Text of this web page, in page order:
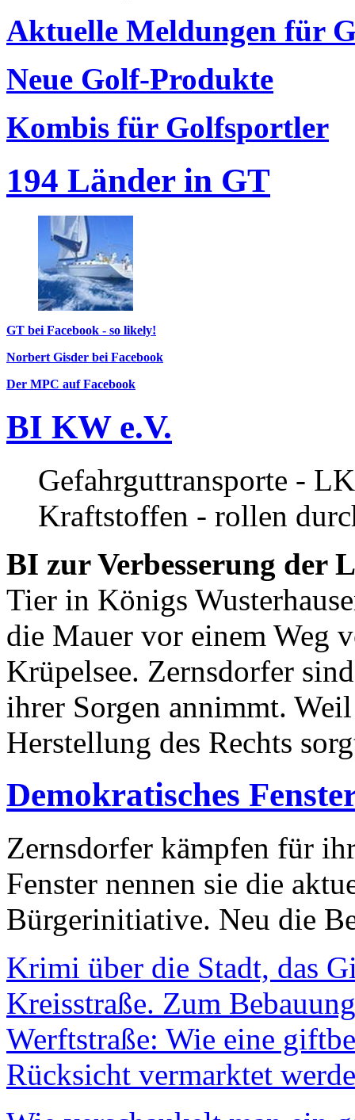
Aktuelle Meldungen für
Neue Golf-Produkte
Kombis für Golfsportler
194 Länder in GT
GT bei Facebook - so likely!
Norbert Gisder bei Facebook
Der MPC auf Facebook
BI KW e.V.
Gefahrguttransporte -
Kraftstoffen - rollen
BI zur Verbesserung der
Tier in Königs
die Mauer vor einem Weg
Krüpelsee. Zernsdorfer
ihrer Sorgen annimmt.
Herstellung des Rechts
Demokratisches
Zernsdorfer kämpfen für
Fenster nennen sie die
Bürgerinitiative. Neu die
Krimi über die Stadt, das
Kreisstraße. Zum
Werftstraße: Wie eine
Rücksicht vermarktet